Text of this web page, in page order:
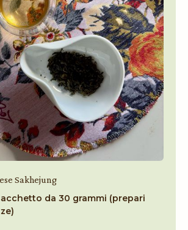
Sakhejung
da 30 grammi (prepari